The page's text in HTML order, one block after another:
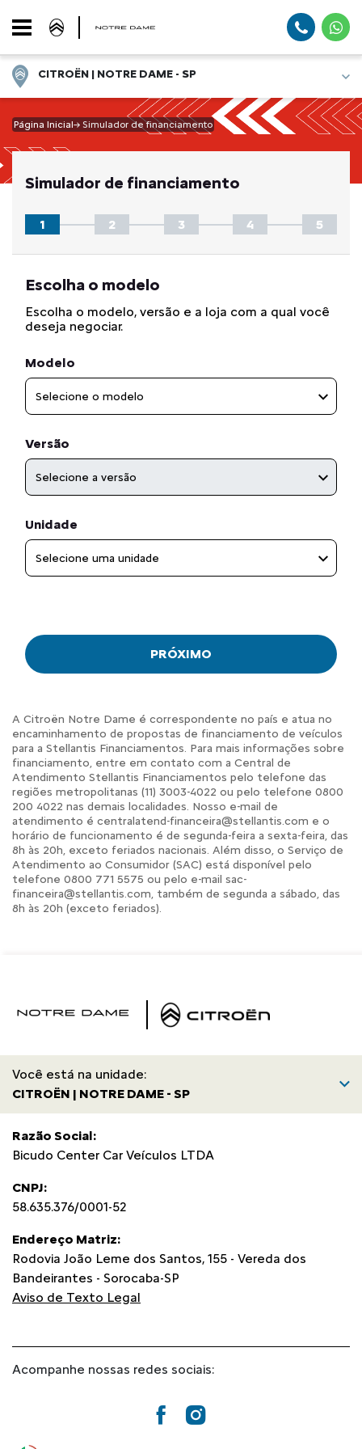
CITROËN | NOTRE DAME - SP
Página Inicial Simulador de financiamento
Simulador de financiamento
Escolha o modelo
Escolha o modelo, versão e a loja com a qual você
deseja negociar.
Modelo
Selecione o modelo
Versão
Selecione a versão
Unidade
Selecione uma unidade
PRÓXIMO
A Citroën Notre Dame é correspondente no país e atua no
encaminhamento de propostas de financiamento de veículos
para a Stellantis Financiamentos. Para mais informações sobre
financiamento, entre em contato com a Central de
Atendimento Stellantis Financiamentos pelo telefone das
regiões metropolitanas (11) 3003-4022 ou pelo telefone 0800
200 4022 nas demais localidades. Nosso e-mail de
atendimento é centralatend-financeira@stellantis.com e o
horário de funcionamento é de segunda-feira a sexta-feira, das
8h às 20h, exceto feriados nacionais. Além disso, o Serviço de
Atendimento ao Consumidor (SAC) está disponível pelo
telefone 0800 771 5575 ou pelo e-mail sac-
financeira@stellantis.com, também de segunda a sábado, das
8h às 20h (exceto feriados).
Você está na unidade:
CITROËN | NOTRE DAME - SP
Razão Social:
Bicudo Center Car Veículos LTDA
CNPJ:
58.635.376/0001-52
Endereço Matriz:
Rodovia João Leme dos Santos, 155 - Vereda dos
Bandeirantes - Sorocaba-SP
Aviso de Texto Legal
Acompanhe nossas redes sociais: